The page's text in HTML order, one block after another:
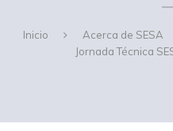
Inicio Acerca de SESA
Jornada Técnica